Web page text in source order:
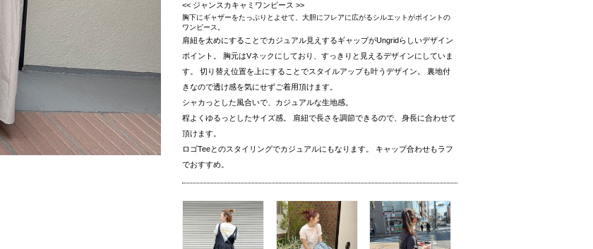
<< ジャンスカキャミワンピース >>
胸下にギャザーをたっぷりとよせて、大胆にフレアに広がるシルエットがポイントの
ワンピース。
肩紐を太めにすることでカジュアル見えするギャップがUngridらしいデザイン
ポイント。 胸元はVネックにしており、すっきりと見えるデザインにしていま
す。 切り替え位置を上にすることでスタイルアップも叶うデザイン。 裏地付
きなので透け感を気にせずご着用頂けます。
シャカっとした風合いで、カジュアルな生地感。
程よくゆるっとしたサイズ感。 肩紐で長さを調節できるので、身長に合わせて
頂けます。
ロゴTeeとのスタイリングでカジュアルにもなります。 キャップ合わせもラフ
でおすすめ。